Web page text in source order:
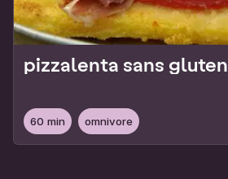
pizzalenta sans gluten
60 min omnivore